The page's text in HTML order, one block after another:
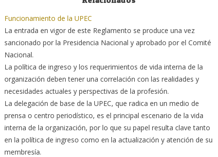
Funcionamiento de la UPEC
La entrada en vigor de este Reglamento se produce una vez
sancionado por la Presidencia Nacional y aprobado por el Comité
Nacional.
La política de ingreso y los requerimientos de vida interna de la
organización deben tener una correlación con las realidades y
necesidades actuales y perspectivas de la profesión.
La delegación de base de la UPEC, que radica en un medio de
prensa o centro periodístico, es el principal escenario de la vida
interna de la organización, por lo que su papel resulta clave tanto
en la política de ingreso como en la actualización y atención de su
membresía.